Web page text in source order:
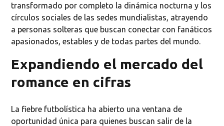
transformado por completo la dinámica nocturna y los
círculos sociales de las sedes mundialistas, atrayendo
a personas solteras que buscan conectar con fanáticos
apasionados, estables y de todas partes del mundo.
Expandiendo el mercado del
romance en cifras
La fiebre futbolística ha abierto una ventana de
oportunidad única para quienes buscan salir de la